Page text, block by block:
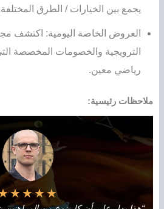
يجمع بين الخيارات / الطرق
العروض الخاصة اليومية: اكتشف
الترويجية والخصومات المخصصة
رياضي معين.
ملاحظات رئيسية:
★
★
★
★